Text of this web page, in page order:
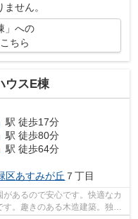
せん。
」への
ちら
ウスE棟
」駅 徒歩17分
」駅 徒歩80分
」駅 徒歩64分
区あすみが丘 ７丁目
あるので安心です。快適なカ
。趣きのある木造建築。独立